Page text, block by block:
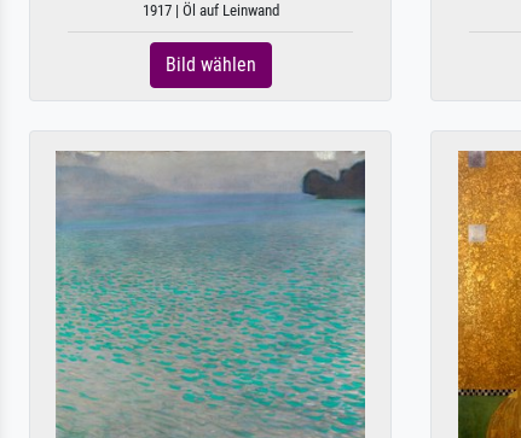
1917 | Öl auf Leinwand
Bild wählen